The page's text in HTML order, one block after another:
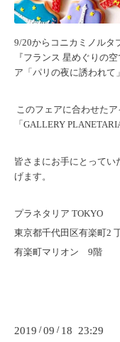
9/20からコニカミノルタ
『フランス 星めぐりの
ア「パリの夜に誘われて
このフェアに合わせた
「GALLERY
皆さまにお手にとってい
げます。
プラネタリア TOKYO
東京都千代田区有楽町2
有楽町マリオン 9階
2019 /09 / 18 23:29